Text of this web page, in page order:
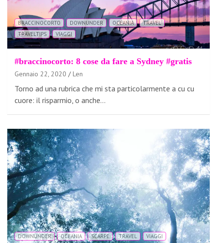
BRACCINOCORTO DOWNUNDER OCEANIA
TRAVEL
TRAVELTIPS
VIAGGI
#braccinocorto: 8 cose da fare a Sydney #gratis
Gennaio 22, 2020 Len
Torno ad una rubrica che mi sta particolarmente a cu cu
cuore: il risparmio, o anche…
DOWNUNDER OCEANIA SCARPE TRAVEL VIAGGI